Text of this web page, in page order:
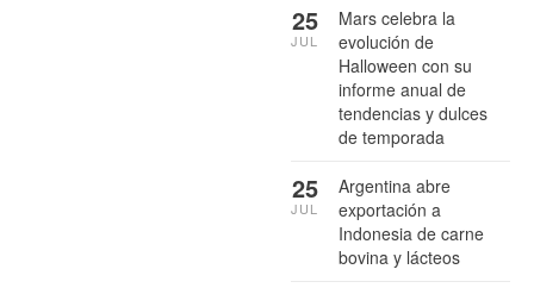
Mars celebra la
evolución de
Halloween con su
informe anual de
tendencias y dulces
de temporada
25
JUL
Argentina abre
exportación a
Indonesia de carne
bovina y lácteos
25
JUL